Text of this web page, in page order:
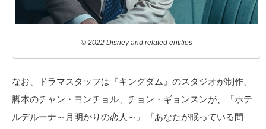
© 2022 Disney and related entities
なお、ドラマスタッフは『キングダム』のスタジオが制作、
脚本のチャン・ヨンチョル、チョン・ギョンスンが、『ホテ
ルデルーナ～月明かりの恋人～』『あなたが眠っている間